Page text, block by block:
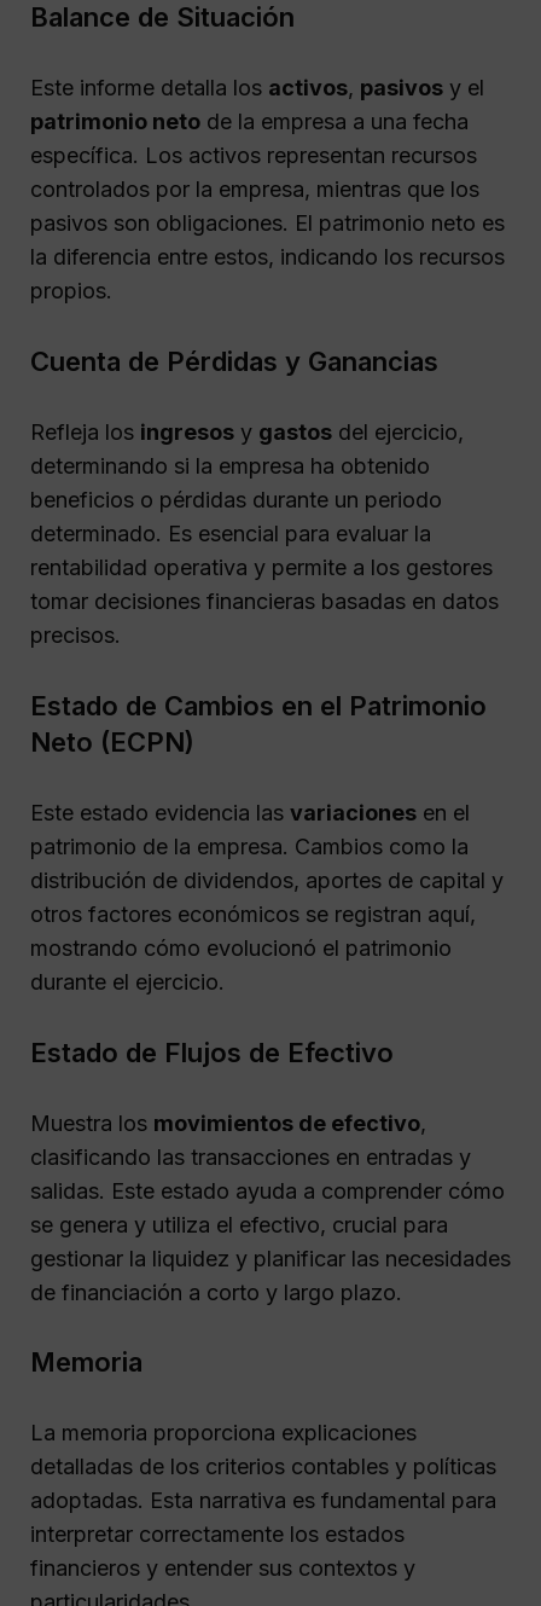
Balance de Situación
Este informe detalla los activos, pasivos y el
patrimonio neto de la empresa a una fecha
específica. Los activos representan recursos
controlados por la empresa, mientras que los
pasivos son obligaciones. El patrimonio neto es
la diferencia entre estos, indicando los recursos
propios.
Cuenta de Pérdidas y Ganancias
Refleja los ingresos y gastos del ejercicio,
determinando si la empresa ha obtenido
beneficios o pérdidas durante un periodo
determinado. Es esencial para evaluar la
rentabilidad operativa y permite a los gestores
tomar decisiones financieras basadas en datos
precisos.
Estado de Cambios en el Patrimonio
Neto (ECPN)
Este estado evidencia las variaciones en el
patrimonio de la empresa. Cambios como la
distribución de dividendos, aportes de capital y
otros factores económicos se registran aquí,
mostrando cómo evolucionó el patrimonio
durante el ejercicio.
Estado de Flujos de Efectivo
Muestra los movimientos de efectivo,
clasificando las transacciones en entradas y
salidas. Este estado ayuda a comprender cómo
se genera y utiliza el efectivo, crucial para
gestionar la liquidez y planificar las necesidades
de financiación a corto y largo plazo.
Memoria
La memoria proporciona explicaciones
detalladas de los criterios contables y políticas
adoptadas. Esta narrativa es fundamental para
interpretar correctamente los estados
financieros y entender sus contextos y